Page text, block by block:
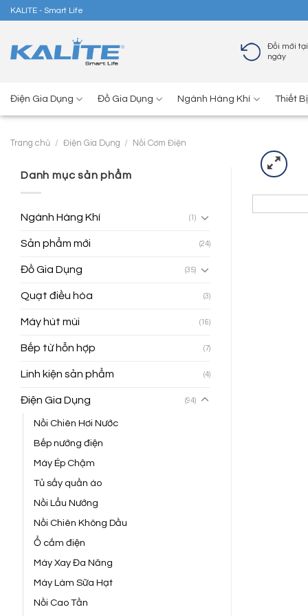
SkipKALITE - Smart Life
Đổi mới
ngày
Điện Gia Dụng Đồ Gia Dụng Ngành Hàng Khí Thiết
Trang chủ / Điện Gia Dụng / Nồi Cơm Điện
Danh mục sản phẩm
Ngành Hàng Khí (1)
Sản phẩm mới (24)
Đồ Gia Dụng (35)
Quạt điều hòa (3)
Máy hút mùi (16)
Bếp từ hỗn hợp (7)
Linh kiện sản phẩm (4)
Điện Gia Dụng (94)
Nồi Chiên Hơi Nước
Bếp nướng điện
Máy Ép Chậm
Tủ sấy quần áo
Nồi Lẩu Nướng
Nồi Chiên Không Dầu
Ổ cắm điện
Máy Xay Đa Năng
Máy Làm Sữa Hạt
Nồi Cao Tần